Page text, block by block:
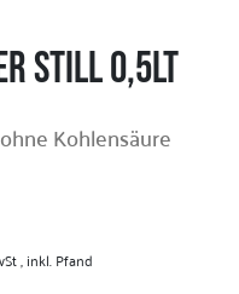
still 0,5lt
Kohlensäure
, inkl. Pfand